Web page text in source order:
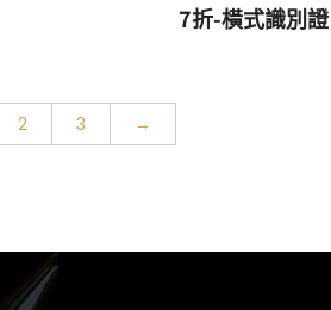
7折-橫式識別證
2 3 →